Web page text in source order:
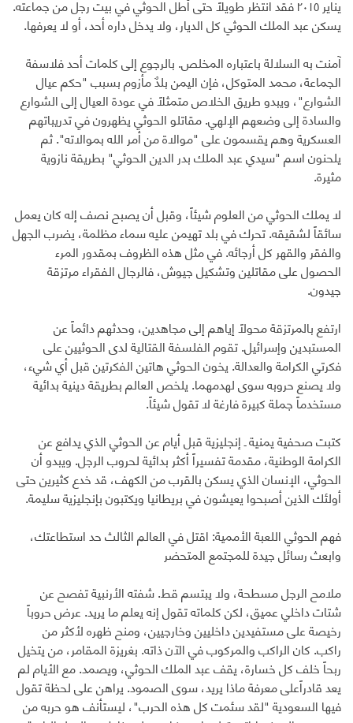
يناير ٢٠١٥ فقد انتظر طويلاً حتى أطل الحوثي في بيت رجل من جماعته.
يسكن عبد الملك الحوثي كل الديار، ولا يدخل داره أحد، أو لا يعرفها.
آمنت به السلالة باعتباره المخلص. بالرجوع إلى كلمات أحد فلاسفة
الجماعة، محمد المتوكل، فإن اليمن بلدٌ مأزوم بسبب "حكم عيال
الشوارع"، ويبدو طريق الخلاص متمثلاً في عودة العيال إلى الشوارع
والسادة إلى وضعهم الإلهي. مقاتلو الحوثي يظهرون في تدريباتهم
العسكرية وهم يقسمون على "موالاة من أمر الله بموالاته". ثم
يلحنون اسم "سيدي عبد الملك بدر الدين الحوثي" بطريقة نازوية
مثيرة.
لا يملك الحوثي من العلوم شيئاً، وقبل أن يصبح نصف إله كان يعمل
سائقاً لشقيقه. تحرك في بلد تهيمن عليه سماء مظلمة، يضرب الجهل
والفقر والقهر كل أرجائه. في مثل هذه الظروف بمقدور المرء
الحصول على مقاتلين وتشكيل جيوش، فالرجال الفقراء مرتزقة
جيدون.
ارتفع بالمرتزقة محولاً إياهم إلى مجاهدين، وحدثهم دائماً عن
المستبدين وإسرائيل. تقوم الفلسفة القتالية لدى الحوثيين على
فكرتي الكرامة والعدالة. يخون الحوثي هاتين الفكرتين قبل أي شيء،
ولا يصنع حروبه سوى لهدمهما. يلخص العالم بطريقة دينية بدائية
مستخدماً جملة كبيرة فارغة لا تقول شيئاً.
كتبت صحفية يمنية ـ إنجليزية قبل أيام عن الحوثي الذي يدافع عن
الكرامة الوطنية، مقدمة تفسيراً أكثر بدائية لحروب الرجل. ويبدو أن
الحوثي، الإنسان الذي يسكن بالقرب من الكهف، قد خدع كثيرين حتى
أولئك الذين أصبحوا يعيشون في بريطانيا ويكتبون بإنجليزية سليمة.
فهم الحوثي اللعبة الأممية: اقتل في العالم الثالث حد استطاعتك،
وابعث رسائل جيدة للمجتمع المتحضر
ملامح الرجل مسطحة، ولا يبتسم قط. شفته الأرنبية تفصح عن
شتات داخلي عميق، لكن كلماته تقول إنه يعلم ما يريد. عرض حروباً
رخيصة على مستفيدين داخليين وخارجيين، ومنح ظهره لأكثر من
راكب. كان الراكب والمركوب في الآن ذاته. بغريزة المقامر، من يتخيل
ربحاً خلف كل خسارة، يقف عبد الملك الحوثي، ويصمد. مع الأيام لم
يعد قادراًعلى معرفة ماذا يريد، سوى الصمود. يراهن على لحظة تقول
فيها السعودية "لقد سئمت كل هذه الحرب"، ليستأنف هو حربه من